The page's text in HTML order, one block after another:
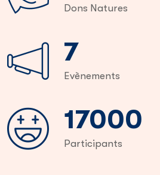
Dons Natures
13
Evènements
32000
Participants